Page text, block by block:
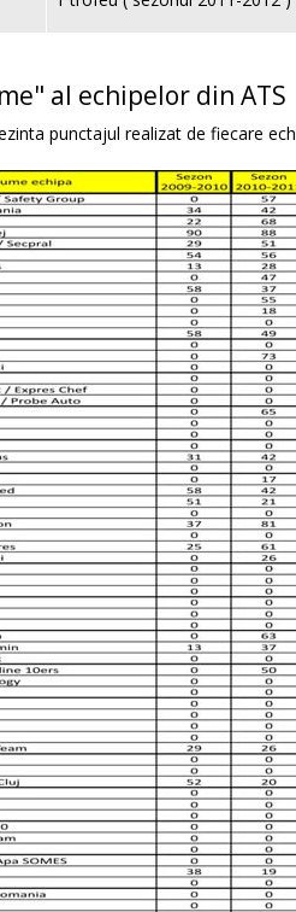
al echipelor din ATS
punctajul realizat de fiecare